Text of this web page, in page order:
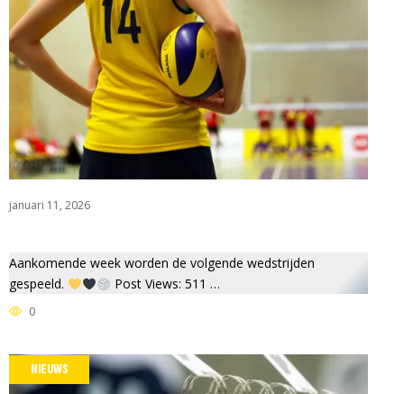
januari 11, 2026
Aankomende week worden de volgende wedstrijden
gespeeld.
Post Views: 511 …
0
NIEUWS